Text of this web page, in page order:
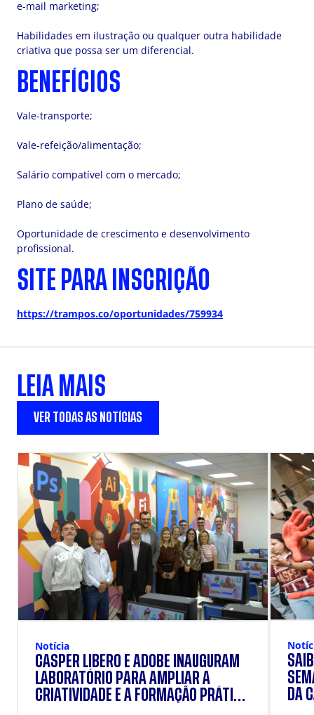
e-mail marketing;
Habilidades em ilustração ou qualquer outra habilidade
criativa que possa ser um diferencial.
BENEFÍCIOS
Vale-transporte;
Vale-refeição/alimentação;
Salário compatível com o mercado;
Plano de saúde;
Oportunidade de crescimento e desenvolvimento
profissional.
SITE PARA INSCRIÇÃO
https://trampos.co/oportunidades/759934
LEIA MAIS
VER TODAS AS NOTÍCIAS
Notícia
CÁSPER LÍBERO E ADOBE INAUGURAM
LABORATÓRIO PARA AMPLIAR A
CRIATIVIDADE E A FORMAÇÃO PRÁTICA
DA